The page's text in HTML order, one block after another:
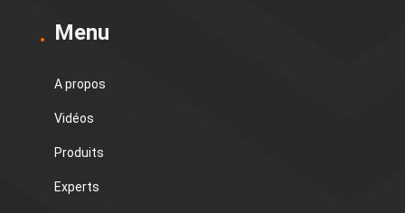
Menu
A propos
Vidéos
Produits
Experts